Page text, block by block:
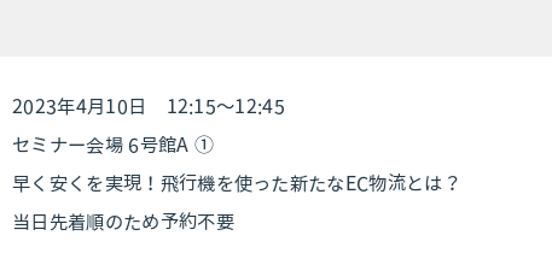
2023年4月10日 12:15～12:45
セミナー会場 6号館A ①
早く安くを実現！飛行機を使った新たなEC物流とは？
当日先着順のため予約不要